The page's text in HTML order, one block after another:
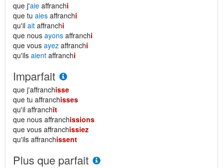
que j'aie affranchi
que tu aies affranchi
qu'il ait affranchi
que nous ayons affranchi
que vous ayez affranchi
qu'ils aient affranchi
Imparfait
que j'affranchisse
que tu affranchisses
qu'il affranchît
que nous affranchissions
que vous affranchissiez
qu'ils affranchissent
Plus que parfait